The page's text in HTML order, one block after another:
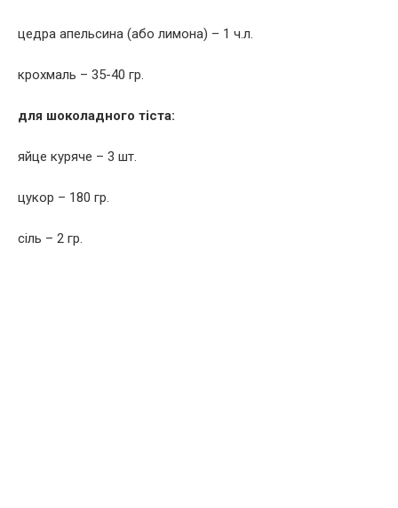
цедра апельсина (або лимона) – 1 ч.л.
крохмаль – 35-40 гр.
для шоколадного тіста:
яйце куряче – 3 шт.
цукор – 180 гр.
сіль – 2 гр.